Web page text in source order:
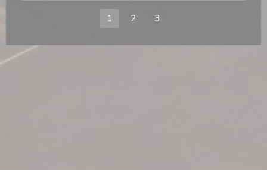
1 2 3